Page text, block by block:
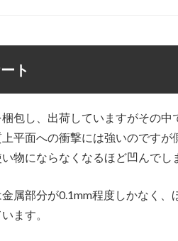
ト
包し、出荷していますがその中
平面への衝撃には強いのです
物にならなくなるほど凹んでし
属部分が0.1mm程度しかなく
ます。